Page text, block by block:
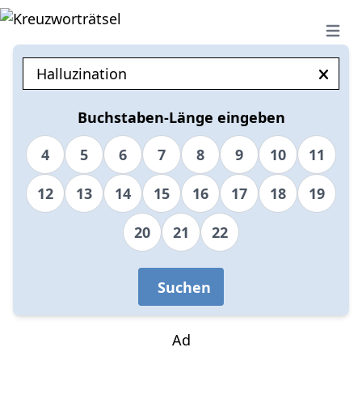
Open
Buchstaben-Länge eingeben
4
5 6 7 8 9 10
11
12
13 14 15 16 17 18
19
20
21 22
Suchen
Ad